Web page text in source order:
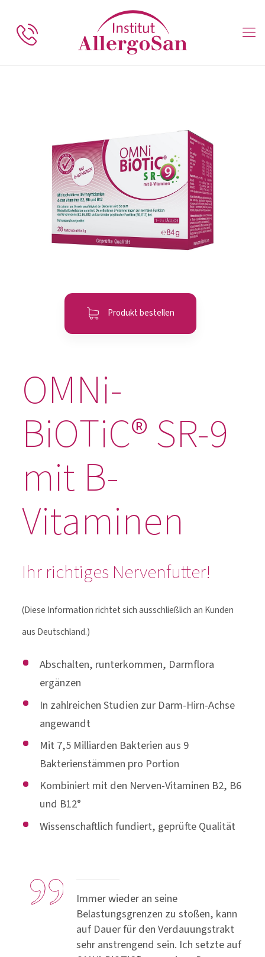
Produkt bestellen
OMNi-
BiOTiC® SR-9
mit B-
Vitaminen
Ihr richtiges Nervenfutter!
(Diese Information richtet sich ausschließlich an Kunden
aus Deutschland.)
Abschalten, runterkommen, Darmflora
ergänzen
In zahlreichen Studien zur Darm-Hirn-Achse
angewandt
Mit 7,5 Milliarden Bakterien aus 9
Bakterienstämmen pro Portion
Kombiniert mit den Nerven-Vitaminen B2, B6
und B12°
Wissenschaftlich fundiert, geprüfte Qualität
Immer wieder an seine
Belastungsgrenzen zu stoßen, kann
auf Dauer für den Verdauungstrakt
sehr anstrengend sein. Ich setzte auf